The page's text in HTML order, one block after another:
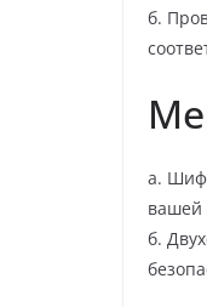
б.
а.
вашей
б.